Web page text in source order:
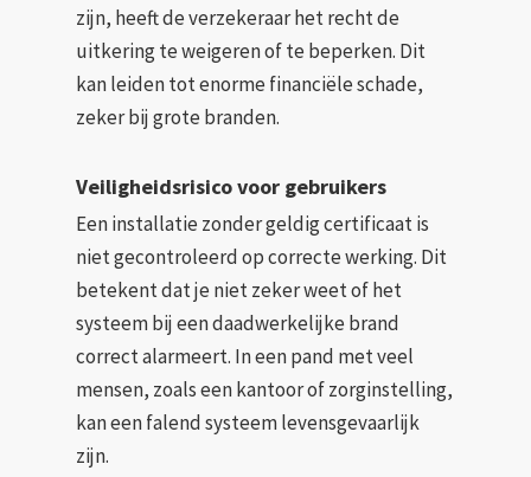
zijn, heeft de verzekeraar het recht de
uitkering te weigeren of te beperken. Dit
kan leiden tot enorme financiële schade,
zeker bij grote branden.
Veiligheidsrisico voor gebruikers
Een installatie zonder geldig certificaat is
niet gecontroleerd op correcte werking. Dit
betekent dat je niet zeker weet of het
systeem bij een daadwerkelijke brand
correct alarmeert. In een pand met veel
mensen, zoals een kantoor of zorginstelling,
kan een falend systeem levensgevaarlijk
zijn.